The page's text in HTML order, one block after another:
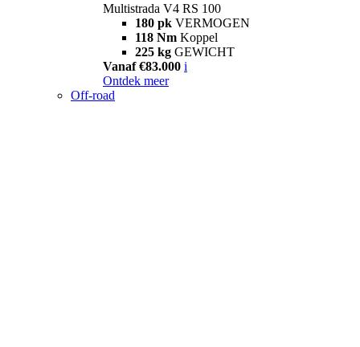
Multistrada V4 RS 100
180 pk VERMOGEN
118 Nm Koppel
225 kg GEWICHT
Vanaf €83.000 i
Ontdek meer
Off-road